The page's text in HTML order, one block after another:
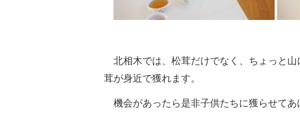
北相木では、松茸だけでなく、ちょっと
茸が身近で獲れます。
機会があったら是非子供たちに獲らせてあ